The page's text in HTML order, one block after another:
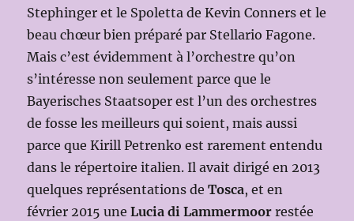
Stephinger et le Spoletta de Kevin Conners et le
beau chœur bien préparé par Stellario Fagone.
Mais c’est évidemment à l’orchestre qu’on
s’intéresse non seulement parce que le
Bayerisches Staatsoper est l’un des orchestres
de fosse les meilleurs qui soient, mais aussi
parce que Kirill Petrenko est rarement entendu
dans le répertoire italien. Il avait dirigé en 2013
quelques représentations deTosca, et en
février 2015 uneLucia di Lammermoor restée